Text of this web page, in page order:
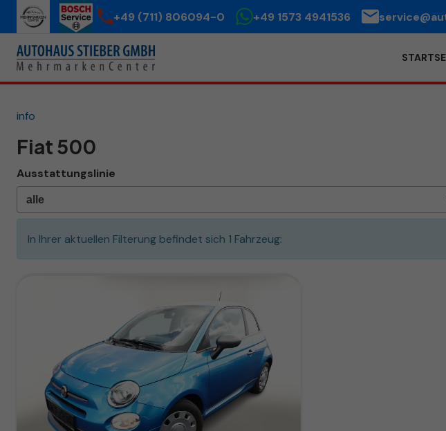
+49 (711) 806094-0 +49 1573 4941536
info
Fiat 500
Ausstattungslinie
In Ihrer aktuellen Filterung befindet sich 1 Fahrzeug: